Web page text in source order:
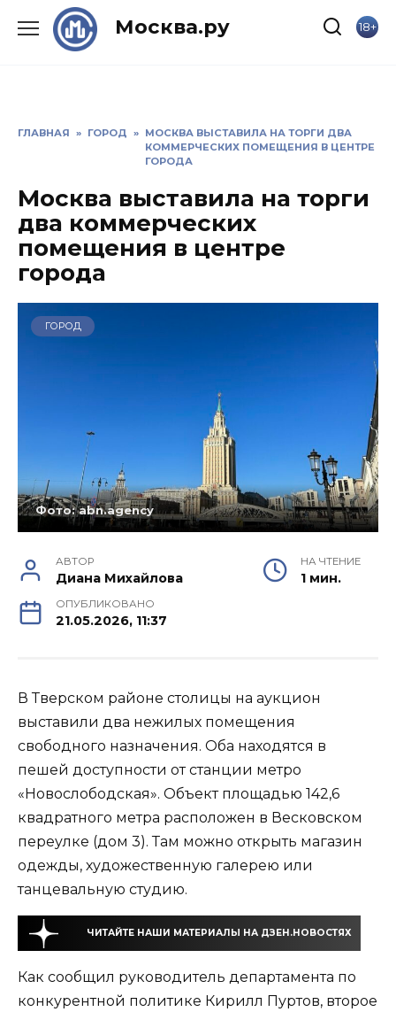
Москва.ру 18+
ГЛАВНАЯ » ГОРОД » МОСКВА ВЫСТАВИЛА НА ТОРГИ ДВА
КОММЕРЧЕСКИХ ПОМЕЩЕНИЯ В ЦЕНТРЕ
ГОРОДА
Москва выставила на торги
два коммерческих
помещения в центре
города
ГОРОД
Фото: abn.agency
АВТОР
Диана Михайлова
НА ЧТЕНИЕ
1 мин.
ОПУБЛИКОВАНО
21.05.2026, 11:37
В Тверском районе столицы на аукцион
выставили два нежилых помещения
свободного назначения. Оба находятся в
пешей доступности от станции метро
«Новослободская». Объект площадью 142,6
квадратного метра расположен в Весковском
переулке (дом 3). Там можно открыть магазин
одежды, художественную галерею или
танцевальную студию.
ЧИТАЙТЕ НАШИ МАТЕРИАЛЫ НА ДЗЕН.НОВОСТЯХ
Как сообщил руководитель департамента по
конкурентной политике Кирилл Пуртов, второе